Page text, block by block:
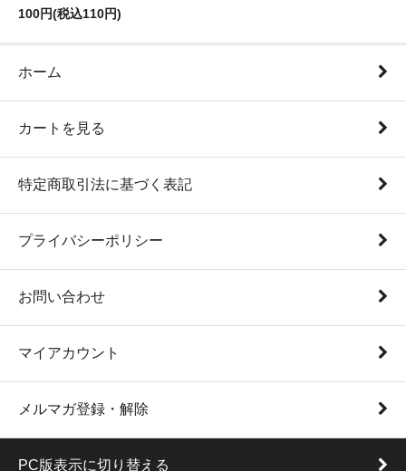
100円(税込110円)
ホーム
カートを見る
特定商取引法に基づく表記
プライバシーポリシー
お問い合わせ
マイアカウント
メルマガ登録・解除
PC版表示に切り替える